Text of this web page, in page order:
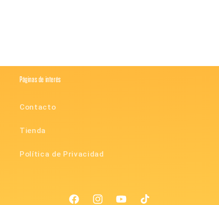
Páginas de interés
Contacto
Tienda
Política de Privacidad